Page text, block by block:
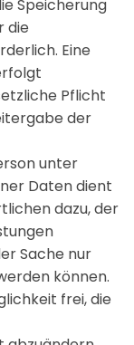
Speicherung
die
Eine
Pflicht
der
unter
Daten dient
dazu, der
Sache nur
können.
frei, die